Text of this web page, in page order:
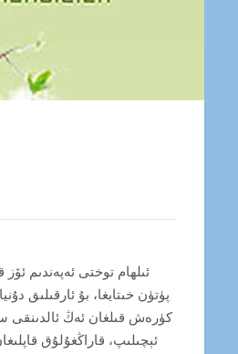
ئىلھام توختى ئەپەندىم
پۈتۈن خىتايغا، بۇ ئارقىلىق
ئېچىلىپ، قاراڭغۇلۇق